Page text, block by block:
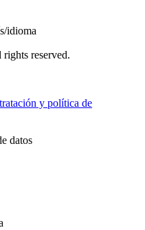
idioma
reserved.
y política de
datos